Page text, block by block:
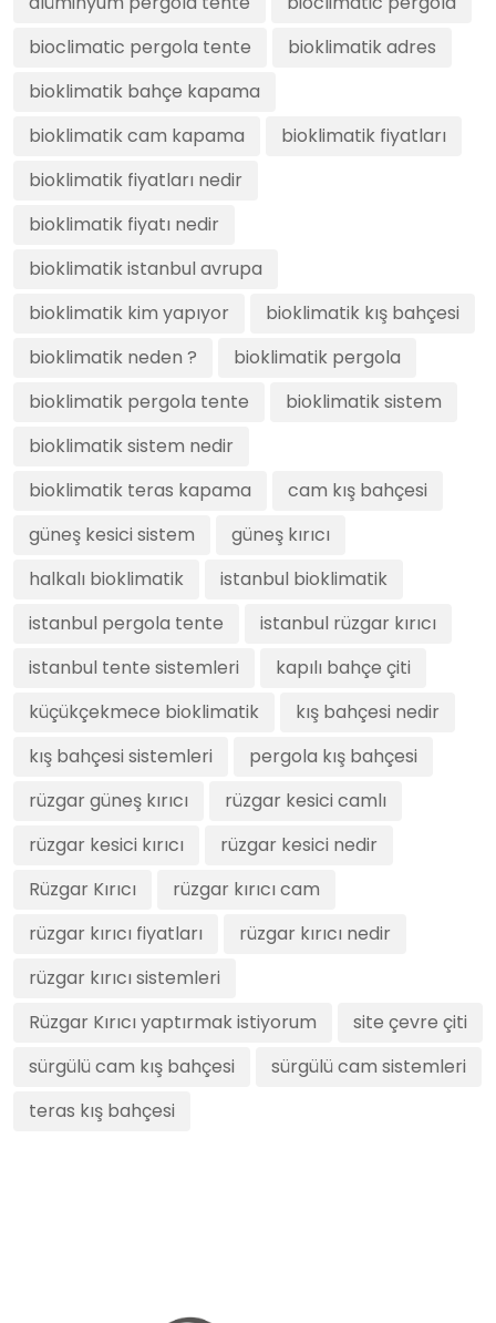
bioclimatic pergola tente
bioklimatik adres
bioklimatik bahçe kapama
bioklimatik cam kapama
bioklimatik fiyatları
bioklimatik fiyatları nedir
bioklimatik fiyatı nedir
bioklimatik istanbul avrupa
bioklimatik kim yapıyor
bioklimatik kış bahçesi
bioklimatik neden ?
bioklimatik pergola
bioklimatik pergola tente
bioklimatik sistem
bioklimatik sistem nedir
bioklimatik teras kapama
cam kış bahçesi
güneş kesici sistem
güneş kırıcı
halkalı bioklimatik
istanbul bioklimatik
istanbul pergola tente
istanbul rüzgar kırıcı
istanbul tente sistemleri
kapılı bahçe çiti
küçükçekmece bioklimatik
kış bahçesi nedir
kış bahçesi sistemleri
pergola kış bahçesi
rüzgar güneş kırıcı
rüzgar kesici camlı
rüzgar kesici kırıcı
rüzgar kesici nedir
Rüzgar Kırıcı
rüzgar kırıcı cam
rüzgar kırıcı fiyatları
rüzgar kırıcı nedir
rüzgar kırıcı sistemleri
Rüzgar Kırıcı yaptırmak istiyorum
site çevre çiti
sürgülü cam kış bahçesi
sürgülü cam sistemleri
teras kış bahçesi